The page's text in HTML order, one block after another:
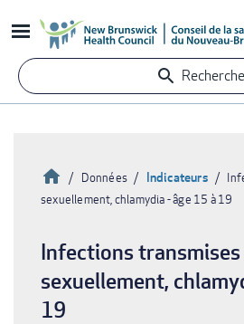
au
contenu
principal
d'Ariane
Accueil
Données Indicateurs
sexuellement, chlamydia - âge 15 à 19
Infections transmises
sexuellement,
19